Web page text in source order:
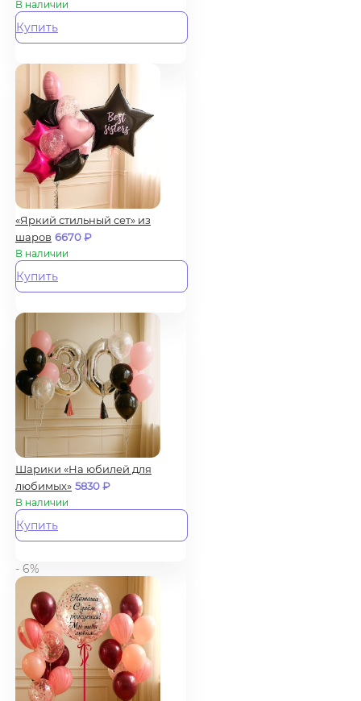
В наличии
Купить
«Яркий стильный сет» из
шаров 6670₽
В наличии
Купить
Шарики «На юбилей для
любимых» 5830₽
В наличии
Купить
- 6%